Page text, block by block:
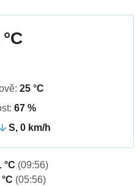
25 °C
67 %
S, 0 km/h
°C (09:56)
(05:56)